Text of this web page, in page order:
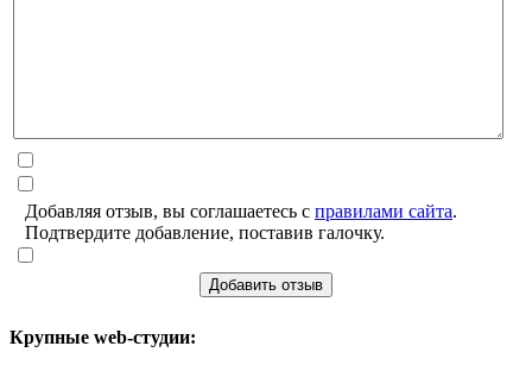
Добавляя отзыв, вы соглашаетесь с правилами сайта.
Подтвердите добавление, поставив галочку.
Добавить отзыв
Крупные web-студии: